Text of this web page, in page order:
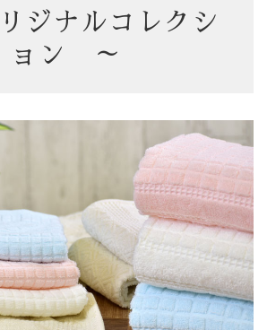
ジナルコレクシ
ョン ～